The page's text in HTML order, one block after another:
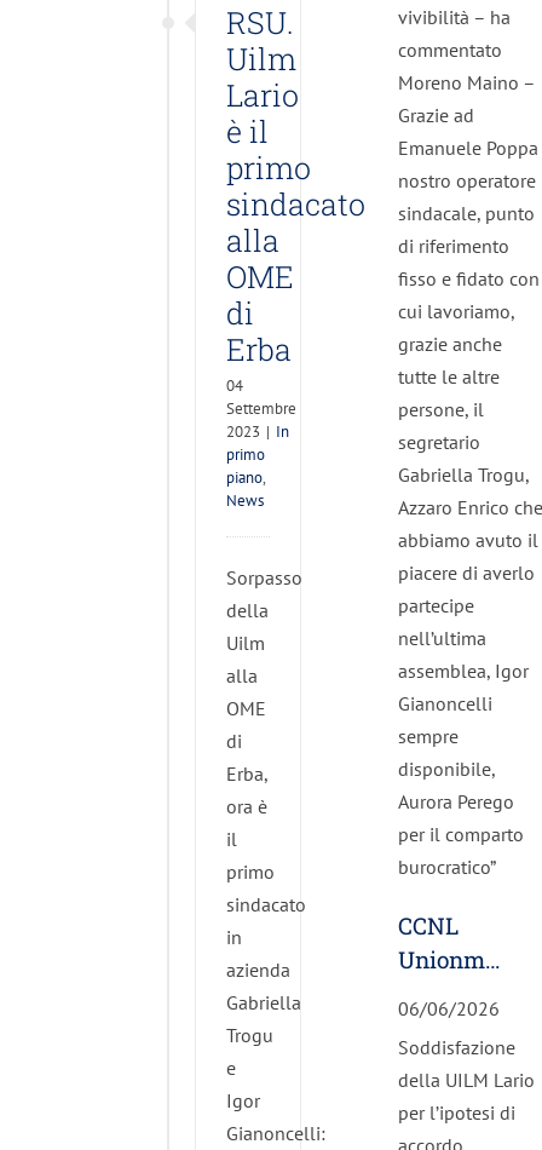
RSU.
Uilm
Lario
è il
primo
sindacato
alla
OME
di
Erba
04
Settembre
2023 | In
primo
piano,
News
Sorpasso
della
Uilm
alla
OME
di
Erba,
ora è
il
primo
sindacato
in
azienda
Gabriella
Trogu
e
Igor
Gianoncelli:
vivibilità – ha
commentato
Moreno Maino –
Grazie ad
Emanuele Poppa
nostro operatore
sindacale, punto
di riferimento
fisso e fidato con
cui lavoriamo,
grazie anche
tutte le altre
persone, il
segretario
Gabriella Trogu,
Azzaro Enrico che
abbiamo avuto il
piacere di averlo
partecipe
nell’ultima
assemblea, Igor
Gianoncelli
sempre
disponibile,
Aurora Perego
per il comparto
burocratico”
CCNL
rafforzati
salari e
welfare
06/06/2026
Soddisfazione
della UILM Lario
per l’ipotesi di